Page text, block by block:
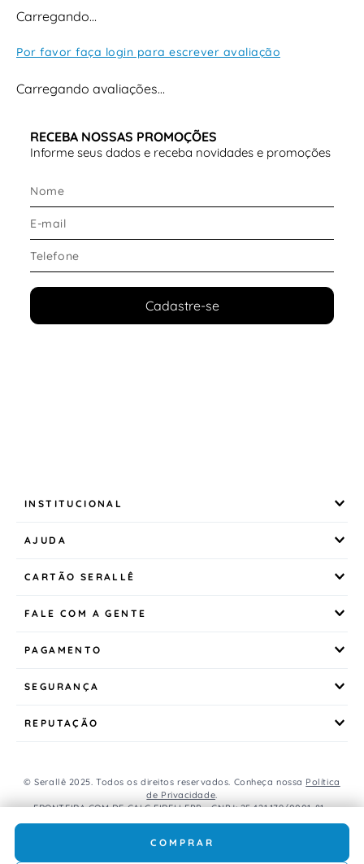
Carregando…
Por favor faça login para escrever avaliação
Carregando avaliações…
COMPRAR
RECEBA NOSSAS PROMOÇÕES
Informe seus dados e receba novidades e promoções
Cadastre-se
INSTITUCIONAL
AJUDA
CARTÃO SERALLÊ
FALE COM A GENTE
PAGAMENTO
SEGURANÇA
REPUTAÇÃO
© Serallê 2025. Todos os direitos reservados. Conheça nossa Política
de Privacidade.
FRONTEIRA COM DE CALC EIRELI EPP - CNPJ: 25.421.179/0001-81 -
Avenida Brasil, 456, Centro, CEP: 85.851-000, Foz do Iguaçu, PR, Brasil.
válido é o do carrinho de compras.